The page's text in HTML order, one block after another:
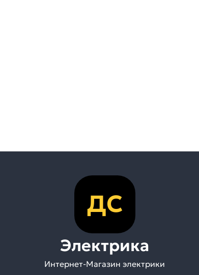
ДС
Электрика
Интернет-Магазин электрики